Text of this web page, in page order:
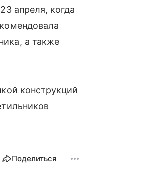
апреля, когда
а также
конструкций
Поделиться